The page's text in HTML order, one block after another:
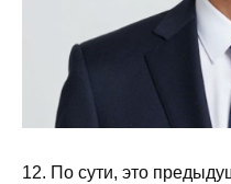
12. По сути, это